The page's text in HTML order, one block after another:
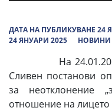
ДАТА НА ПУБЛИКУВАНЕ 24
24 ЯНУАРИ 2025
НОВИНИ
На 24.01.2025
Сливен постанови
за неотклонение
отношение на лицето